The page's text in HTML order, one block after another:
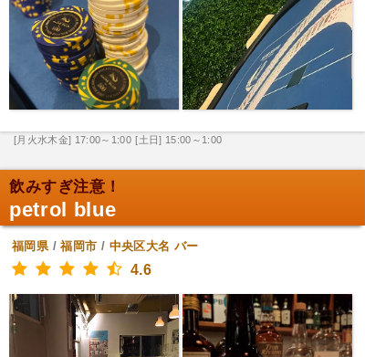
[月火水木金] 17:00～1:00 [土日] 15:00～1:00
飲みすぎ注意！
petrol blue
福岡県/福岡市 / 中央区大名 バー
4.6